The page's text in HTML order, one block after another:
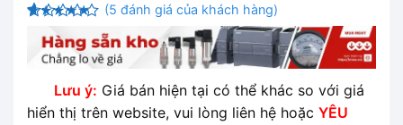
trên 5
dựa trên
đánh giá
(5 đánh giá của khách hàng)
Lưu ý: Giá bán hiện tại có thể khác so với giá
hiển thị trên website, vui lòng liên hệ hoặc YÊU